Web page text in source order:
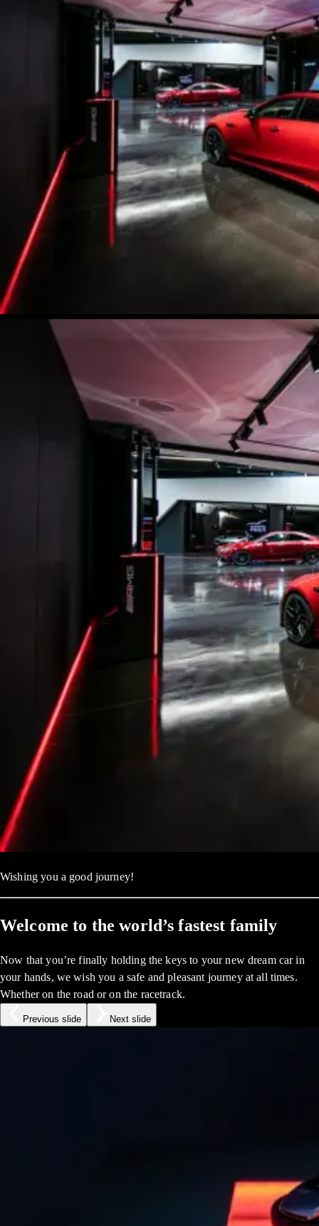
Wishing you a good journey!
Welcome to the world’s fastest family
Now that you’re finally holding the keys to your new dream car in
your hands, we wish you a safe and pleasant journey at all times.
Whether on the road or on the racetrack.
Previous slide Next slide